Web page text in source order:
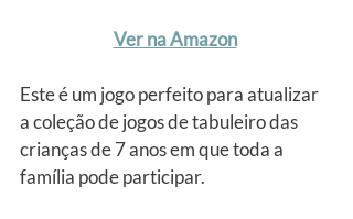
Ver na Amazon
Este é um jogo perfeito para atualizar
a coleção de jogos de tabuleiro das
crianças de 7 anos em que toda a
família pode participar.